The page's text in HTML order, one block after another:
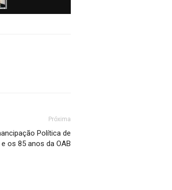
Próxima
Política de
os 85 anos da OAB